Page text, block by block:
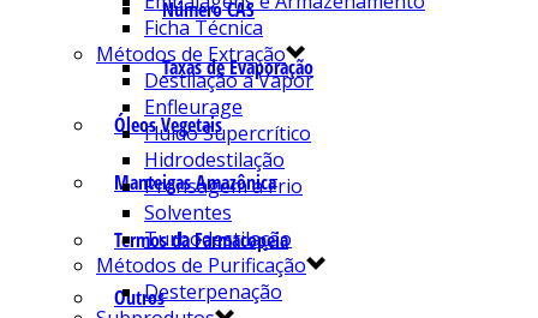
Número CAS
Taxas de Evaporação
Óleos Vegetais
Manteigas Amazônica
Termos da Farmacopeia
Outros
Ficha Técnica
Métodos de Extração
Destilação a Vapor
Enfleurage
Fluído Supercrítico
Hidrodestilação
Prensagem a Frio
Solventes
Turbodestilação
Métodos de Purificação
Desterpenação